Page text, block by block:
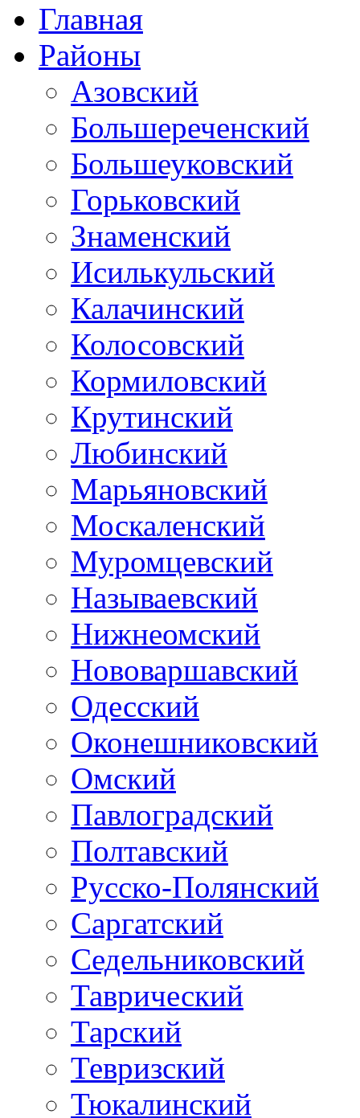
Главная
Районы
Азовский
Большереченский
Большеуковский
Горьковский
Знаменский
Исилькульский
Калачинский
Колосовский
Кормиловский
Крутинский
Любинский
Марьяновский
Москаленский
Муромцевский
Называевский
Нижнеомский
Нововаршавский
Одесский
Оконешниковский
Омский
Павлоградский
Полтавский
Русско-Полянский
Саргатский
Седельниковский
Таврический
Тарский
Тевризский
Тюкалинский